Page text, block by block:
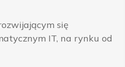
się
IT, na rynku od